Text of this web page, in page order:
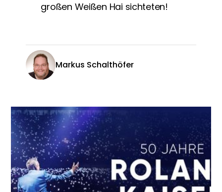
großen Weißen Hai sichteten!
Markus Schalthöfer